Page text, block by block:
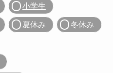
小学生
夏休み 冬休み